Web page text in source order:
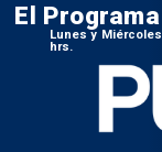
El
Lunes y
hrs.